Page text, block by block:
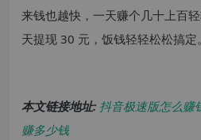
来钱也越快，一天赚个几十上百
天提现 30 元，饭钱轻轻松松搞定。
本文链接地址: 抖音极速版怎么赚
赚多少钱